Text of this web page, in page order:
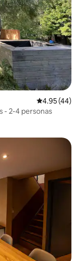
Calificación
4.95 (44)
- 2-4 personas